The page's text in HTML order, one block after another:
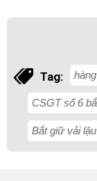
Tag:
CSGT số 6
Bắt giữ vải